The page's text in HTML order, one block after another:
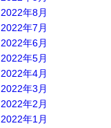
2022年8月
2022年7月
2022年6月
2022年5月
2022年4月
2022年3月
2022年2月
2022年1月